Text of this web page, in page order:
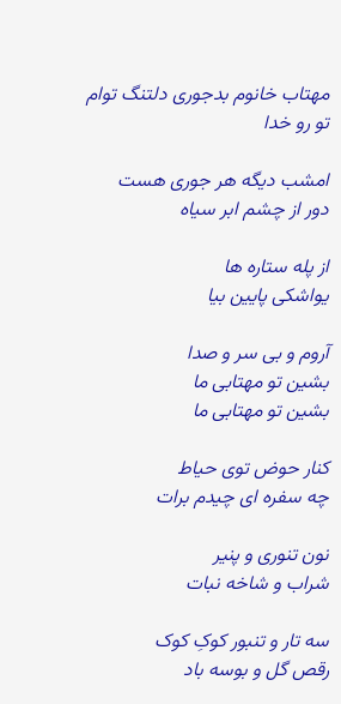
مهتاب خانوم بدجوری دلتنگ توام
تو رو خدا
امشب دیگه هر جوری هست
دور از چشم ابر سیاه
از پله ستاره ها
یواشکی پایین بیا
آروم و بی سر و صدا
بشین تو مهتابی ما
بشین تو مهتابی ما
کنار حوض توی حیاط
چه سفره ای چیدم برات
نون تنوری و پنیر
شراب و شاخه نبات
سه تار و تنبور کوکِ کوک
رقص گل و بوسه باد